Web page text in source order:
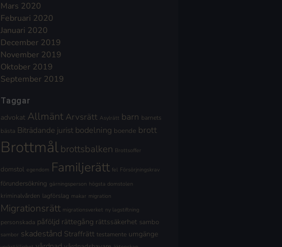
Mars 2020
Februari 2020
Januari 2020
December 2019
November 2019
Oktober 2019
September 2019
Taggar
advokat Allmänt Arvsrätt Asylrätt barn barnets
bästa Biträdande jurist bodelning boende brott
Brottmålbrottsbalken Brottsoffer
domstol egendom Familjerätt fel Försörjningskrav
förundersökning gärningsperson högsta domstolen
kriminalvården lagförslag makar migration
Migrationsrätt migrationsverket ny lagstiftning
personskada påföljd rättegång rättssäkerhet sambo
sambor skadestånd Straffrätt testamente umgänge